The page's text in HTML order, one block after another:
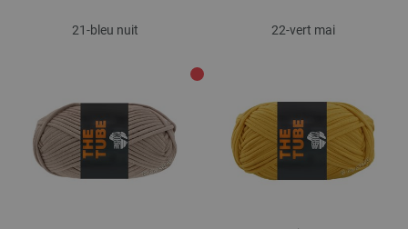
21-bleu nuit 22-vert mai